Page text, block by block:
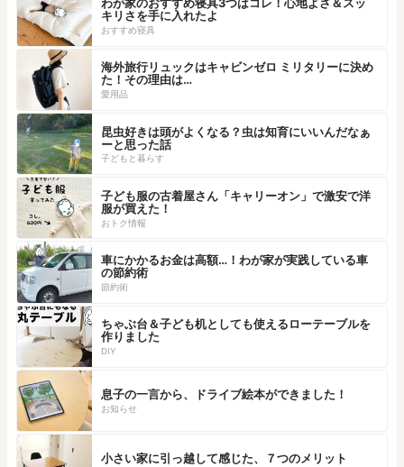
わが家のおすすめ寝具3つはコレ！心地よさ＆スッ
キリさを手に入れたよ
おすすめ寝具
海外旅行リュックはキャビンゼロ ミリタリーに決め
た！その理由は…
愛用品
昆虫好きは頭がよくなる？虫は知育にいいんだなぁ
ーと思った話
子どもと暮らす
子ども服の古着屋さん「キャリーオン」で激安で洋
服が買えた！
おトク情報
車にかかるお金は高額…！わが家が実践している車
の節約術
節約術
ちゃぶ台＆子ども机としても使えるローテーブルを
作りました
DIY
息子の一言から、ドライブ絵本ができました！
お知らせ
小さい家に引っ越して感じた、７つのメリット